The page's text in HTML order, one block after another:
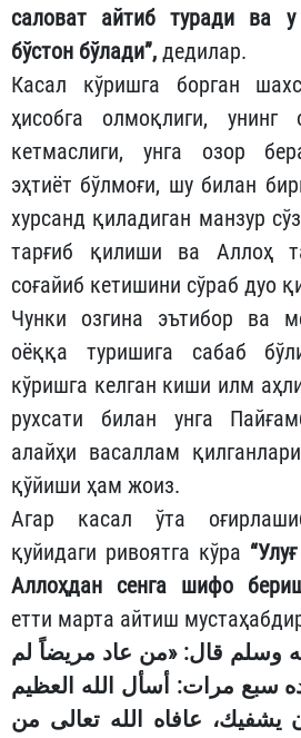
саловат айтиб туради ва
бўстон бўлади”, дедилар.
Касал кўришга борган
ҳисобга олмоқлиги,
кетмаслиги, унга озор
эҳтиёт бўлмоғи, шу билан
хурсанд қиладиган манзур
тарғиб қилиши ва Аллоҳ
соғайиб кетишини сўраб дуо
Чунки озгина эътибор ва
оёққа туришига сабаб
кўришга келган киши илм
рухсати билан унга
алайҳи васаллам
қўйиши ҳам жоиз.
Агар касал ўта
қуйидаги ривоятга кўра
Аллоҳдан сенга шифо
етти марта айтиш
وسلم قال: «من عاد مريضاً لم
سبع مرات: أسأل الله العظيم
عافاه الله تعالى من